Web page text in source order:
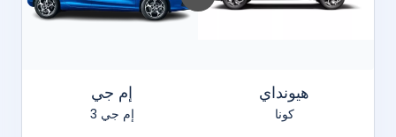
هيونداي
كونا
إم جي
إم جي 3